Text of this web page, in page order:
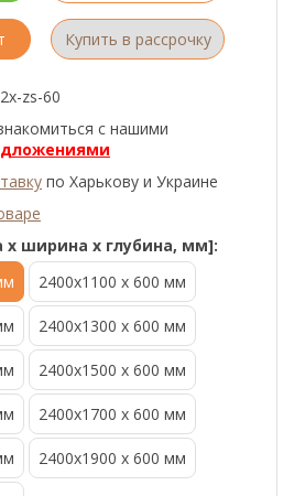
Купить в рассрочку
zs-60
с нашими
по Харькову и Украине
x ширина x глубина, мм]:
2400x1100 x 600 мм
2400x1300 x 600 мм
2400x1500 x 600 мм
2400x1700 x 600 мм
2400x1900 x 600 мм